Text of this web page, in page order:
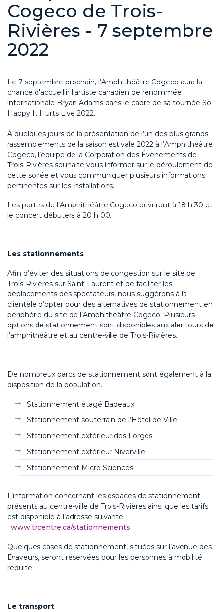
Cogeco de Trois-
Rivières - 7 septembre
2022
Le 7 septembre prochain, l’Amphithéâtre Cogeco aura la
chance d'accueillir l’artiste canadien de renommée
internationale Bryan Adams dans le cadre de sa tournée So
Happy It Hurts Live 2022.
À quelques jours de la présentation de l’un des plus grands
rassemblements de la saison estivale 2022 à l’Amphithéâtre
Cogeco, l’équipe de la Corporation des Évènements de
Trois-Rivières souhaite vous informer sur le déroulement de
cette soirée et vous communiquer plusieurs informations
pertinentes sur les installations.
Les portes de l’Amphithéâtre Cogeco ouvriront à 18 h 30 et
le concert débutera à 20 h 00.
Les stationnements
Afin d’éviter des situations de congestion sur le site de
Trois-Rivières sur Saint-Laurent et de faciliter les
déplacements des spectateurs, nous suggérons à la
clientèle d’opter pour des alternatives de stationnement en
périphérie du site de l’Amphithéâtre Cogeco. Plusieurs
options de stationnement sont disponibles aux alentours de
l’amphithéâtre et au centre-ville de Trois-Rivières.
De nombreux parcs de stationnement sont également à la
disposition de la population.
Stationnement étagé Badeaux
Stationnement souterrain de l’Hôtel de Ville
Stationnement extérieur des Forges
Stationnement extérieur Niverville
Stationnement Micro Sciences
L’information concernant les espaces de stationnement
présents au centre-ville de Trois-Rivières ainsi que les tarifs
est disponible à l’adresse suivante
: www.trcentre.ca/stationnements
Quelques cases de stationnement, situées sur l’avenue des
Draveurs, seront réservées pour les personnes à mobilité
réduite.
Le transport